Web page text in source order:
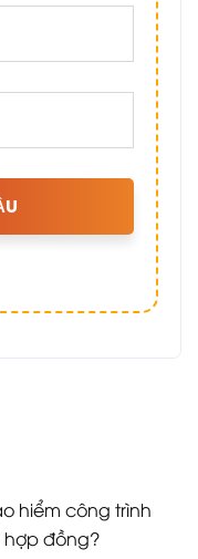
hiểm công trình
hợp đồng?